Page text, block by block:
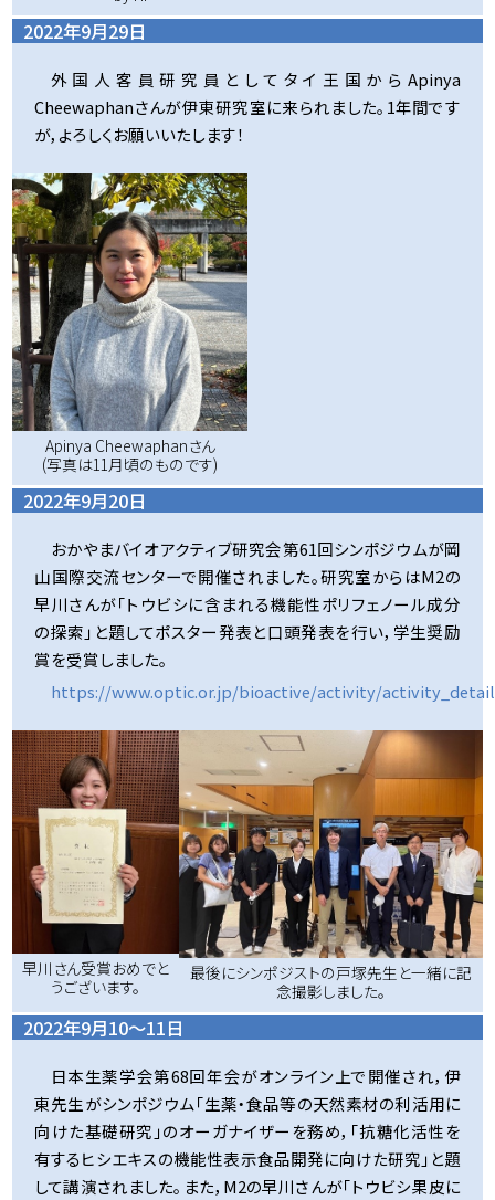
2022年9月29日
外国人客員研究員としてタイ王国からApinya
Cheewaphanさんが伊東研究室に来られました。1年間です
が，よろしくお願いいたします！
Apinya Cheewaphanさん
(写真は11月頃のものです)
2022年9月20日
おかやまバイオアクティブ研究会第61回シンポジウムが岡
山国際交流センターで開催されました。研究室からはM2の
早川さんが「トウビシに含まれる機能性ポリフェノール成分
の探索」と題してポスター発表と口頭発表を行い，学生奨励
賞を受賞しました。
https://www.optic.or.jp/bioactive/activity/
早川さん受賞おめでと
うございます。
最後にシンポジストの戸塚先生と一緒に記
念撮影しました。
2022年9月10～11日
日本生薬学会第68回年会がオンライン上で開催され，伊
東先生がシンポジウム「生薬・食品等の天然素材の利活用に
向けた基礎研究」のオーガナイザーを務め，「抗糖化活性を
有するヒシエキスの機能性表示食品開発に向けた研究」と題
して講演されました。また，M2の早川さんが「トウビシ果皮に